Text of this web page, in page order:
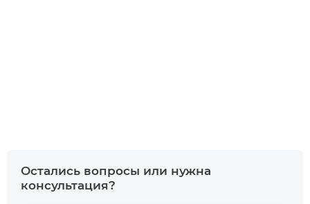
Остались вопросы или нужна
консультация?